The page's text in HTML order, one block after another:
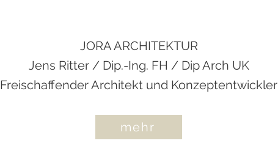
JORA ARCHITEKTUR
Jens Ritter / Dip.-Ing. FH / Dip Arch UK
Freischaffender Architekt und Konzeptentwickler
mehr